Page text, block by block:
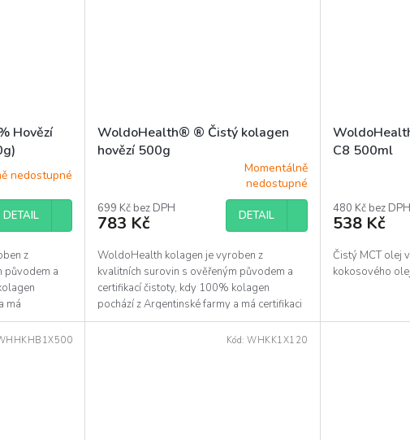
Hovězí
nedostupné
DETAIL
z
původem a
má
WoldoHealth® ® Čistý kolagen
hovězí 500g
produktu
je
z
5
hvězdiček.
Momentálně
nedostupné
699 Kč bez DPH
783 Kč DETAIL
WoldoHealth kolagen je vyroben z
kvalitních surovin s ověřeným původem a
certifikací čistoty, kdy 100% kolagen
pochází z Argentinské farmy a má certifikaci
Halal. Neobsahuje...
C8 500ml
480 Kč bez DPH
538 Kč
Čistý MCT olej
kokosového
Kód:WHKK1X120